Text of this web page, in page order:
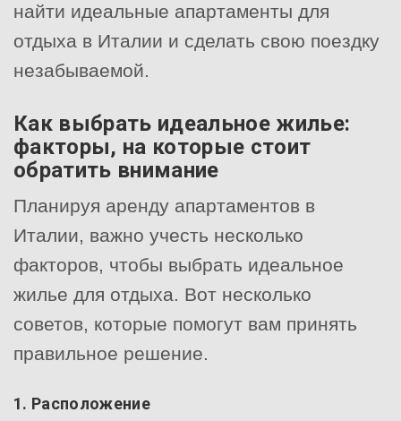
найти идеальные апартаменты для
отдыха в Италии и сделать свою поездку
незабываемой.
Как выбрать идеальное жилье:
факторы, на которые стоит
обратить внимание
Планируя аренду апартаментов в
Италии, важно учесть несколько
факторов, чтобы выбрать идеальное
жилье для отдыха. Вот несколько
советов, которые помогут вам принять
правильное решение.
1. Расположение